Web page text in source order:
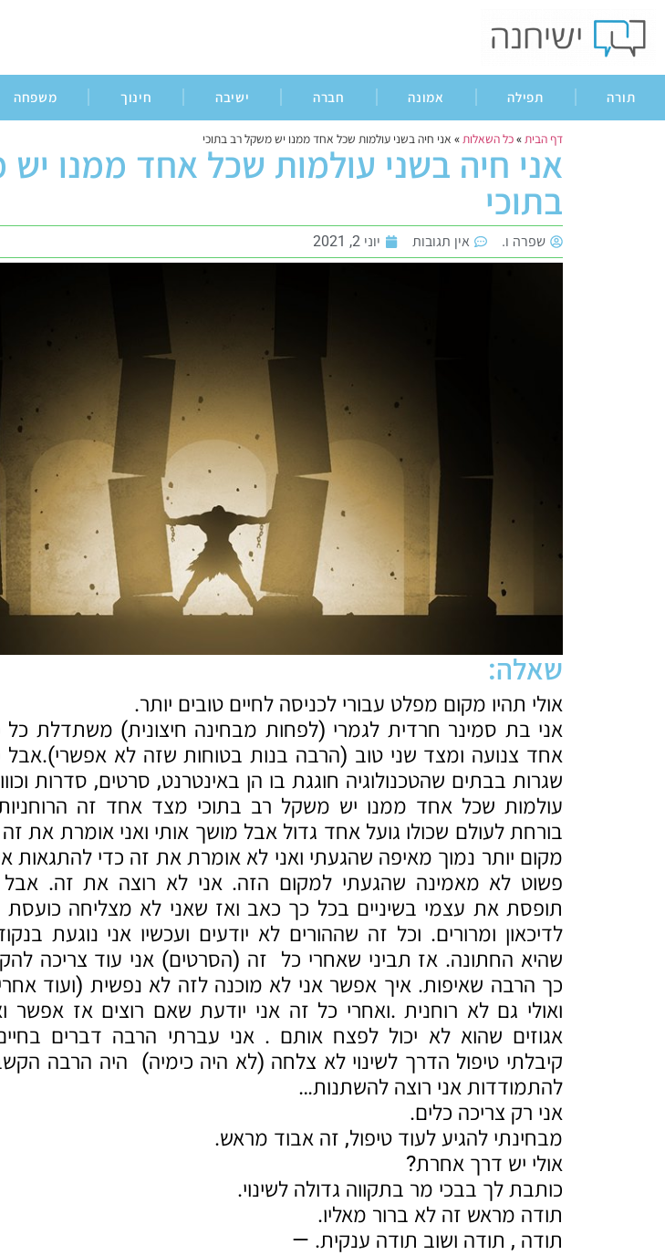
תורה תפילה אמונה חברה ישיבה חינוך משפחה
דף הבית »כל השאלות » אני חיה בשני עולמות שכל אחד ממנו יש משקל רב בתוכי
אני חיה בשני עולמות שכל אחד ממנו
בתוכי
שפרה ו. אין תגובות יוני 2, 2021
שאלה:
אולי תהיו מקום מפלט עבורי לכניסה לחיים טובים יותר.
אני בת סמינר חרדית לגמרי (לפחות מבחינה חיצונית) משתדלת
אחד צנועה ומצד שני טוב (הרבה בנות בטוחות שזה לא אפשרי).אבל
שגרות בבתים שהטכנולוגיה חוגגת בו הן באינטרנט, סרטים, סדרות
עולמות שכל אחד ממנו יש משקל רב בתוכי מצד אחד זה
בורחת לעולם שכולו גועל אחד גדול אבל מושך אותי ואני אומרת את
מקום יותר נמוך מאיפה שהגעתי ואני לא אומרת את זה כדי להתגאות
פשוט לא מאמינה שהגעתי למקום הזה. אני לא רוצה את זה. אבל
תופסת את עצמי בשיניים בכל כך כאב ואז שאני לא מצליחה כועסת
לדיכאון ומרורים. וכל זה שההורים לא יודעים ועכשיו אני נוגעת
שהיא החתונה. אז תביני שאחרי כל זה (הסרטים) אני עוד צריכה
כך הרבה שאיפות. איך אפשר אני לא מוכנה לזה לא נפשית (ועוד
ואולי גם לא רוחנית .ואחרי כל זה אני יודעת שאם רוצים אז אפשר
אגוזים שהוא לא יכול לפצח אותם . אני עברתי הרבה דברים בחיים
קיבלתי טיפול הדרך לשינוי לא צלחה (לא היה כימיה) היה הרבה
להתמודדות אני רוצה להשתנות…
אני רק צריכה כלים.
מבחינתי להגיע לעוד טיפול, זה אבוד מראש.
אולי יש דרך אחרת?
כותבת לך בבכי מר בתקווה גדולה לשינוי.
תודה מראש זה לא ברור מאליו.
תודה , תודה ושוב תודה ענקית. —